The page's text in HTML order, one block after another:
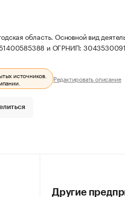
область. Основной вид
и ОГРНИП:
источников.
Редактировать описание
Другие